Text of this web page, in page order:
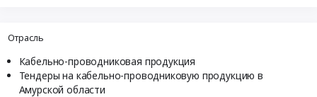
Отрасль
Кабельно-проводниковая продукция
Тендеры на кабельно-проводниковую продукцию в
Амурской области